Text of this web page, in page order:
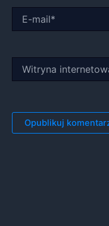
mail*
internetowa